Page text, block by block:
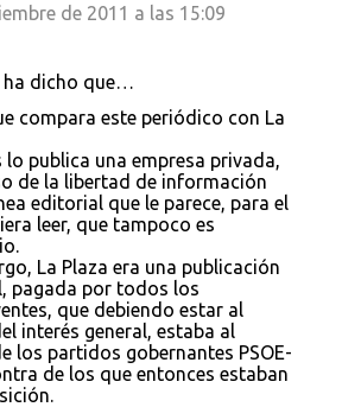
de 2011 a las 15:09
dicho que…
compara este periódico con La
lo publica una empresa privada,
de la libertad de información
editorial que le parece, para el
leer, que tampoco es
La Plaza era una publicación
pagada por todos los
que debiendo estar al
interés general, estaba al
los partidos gobernantes PSOE-
de los que entonces estaban